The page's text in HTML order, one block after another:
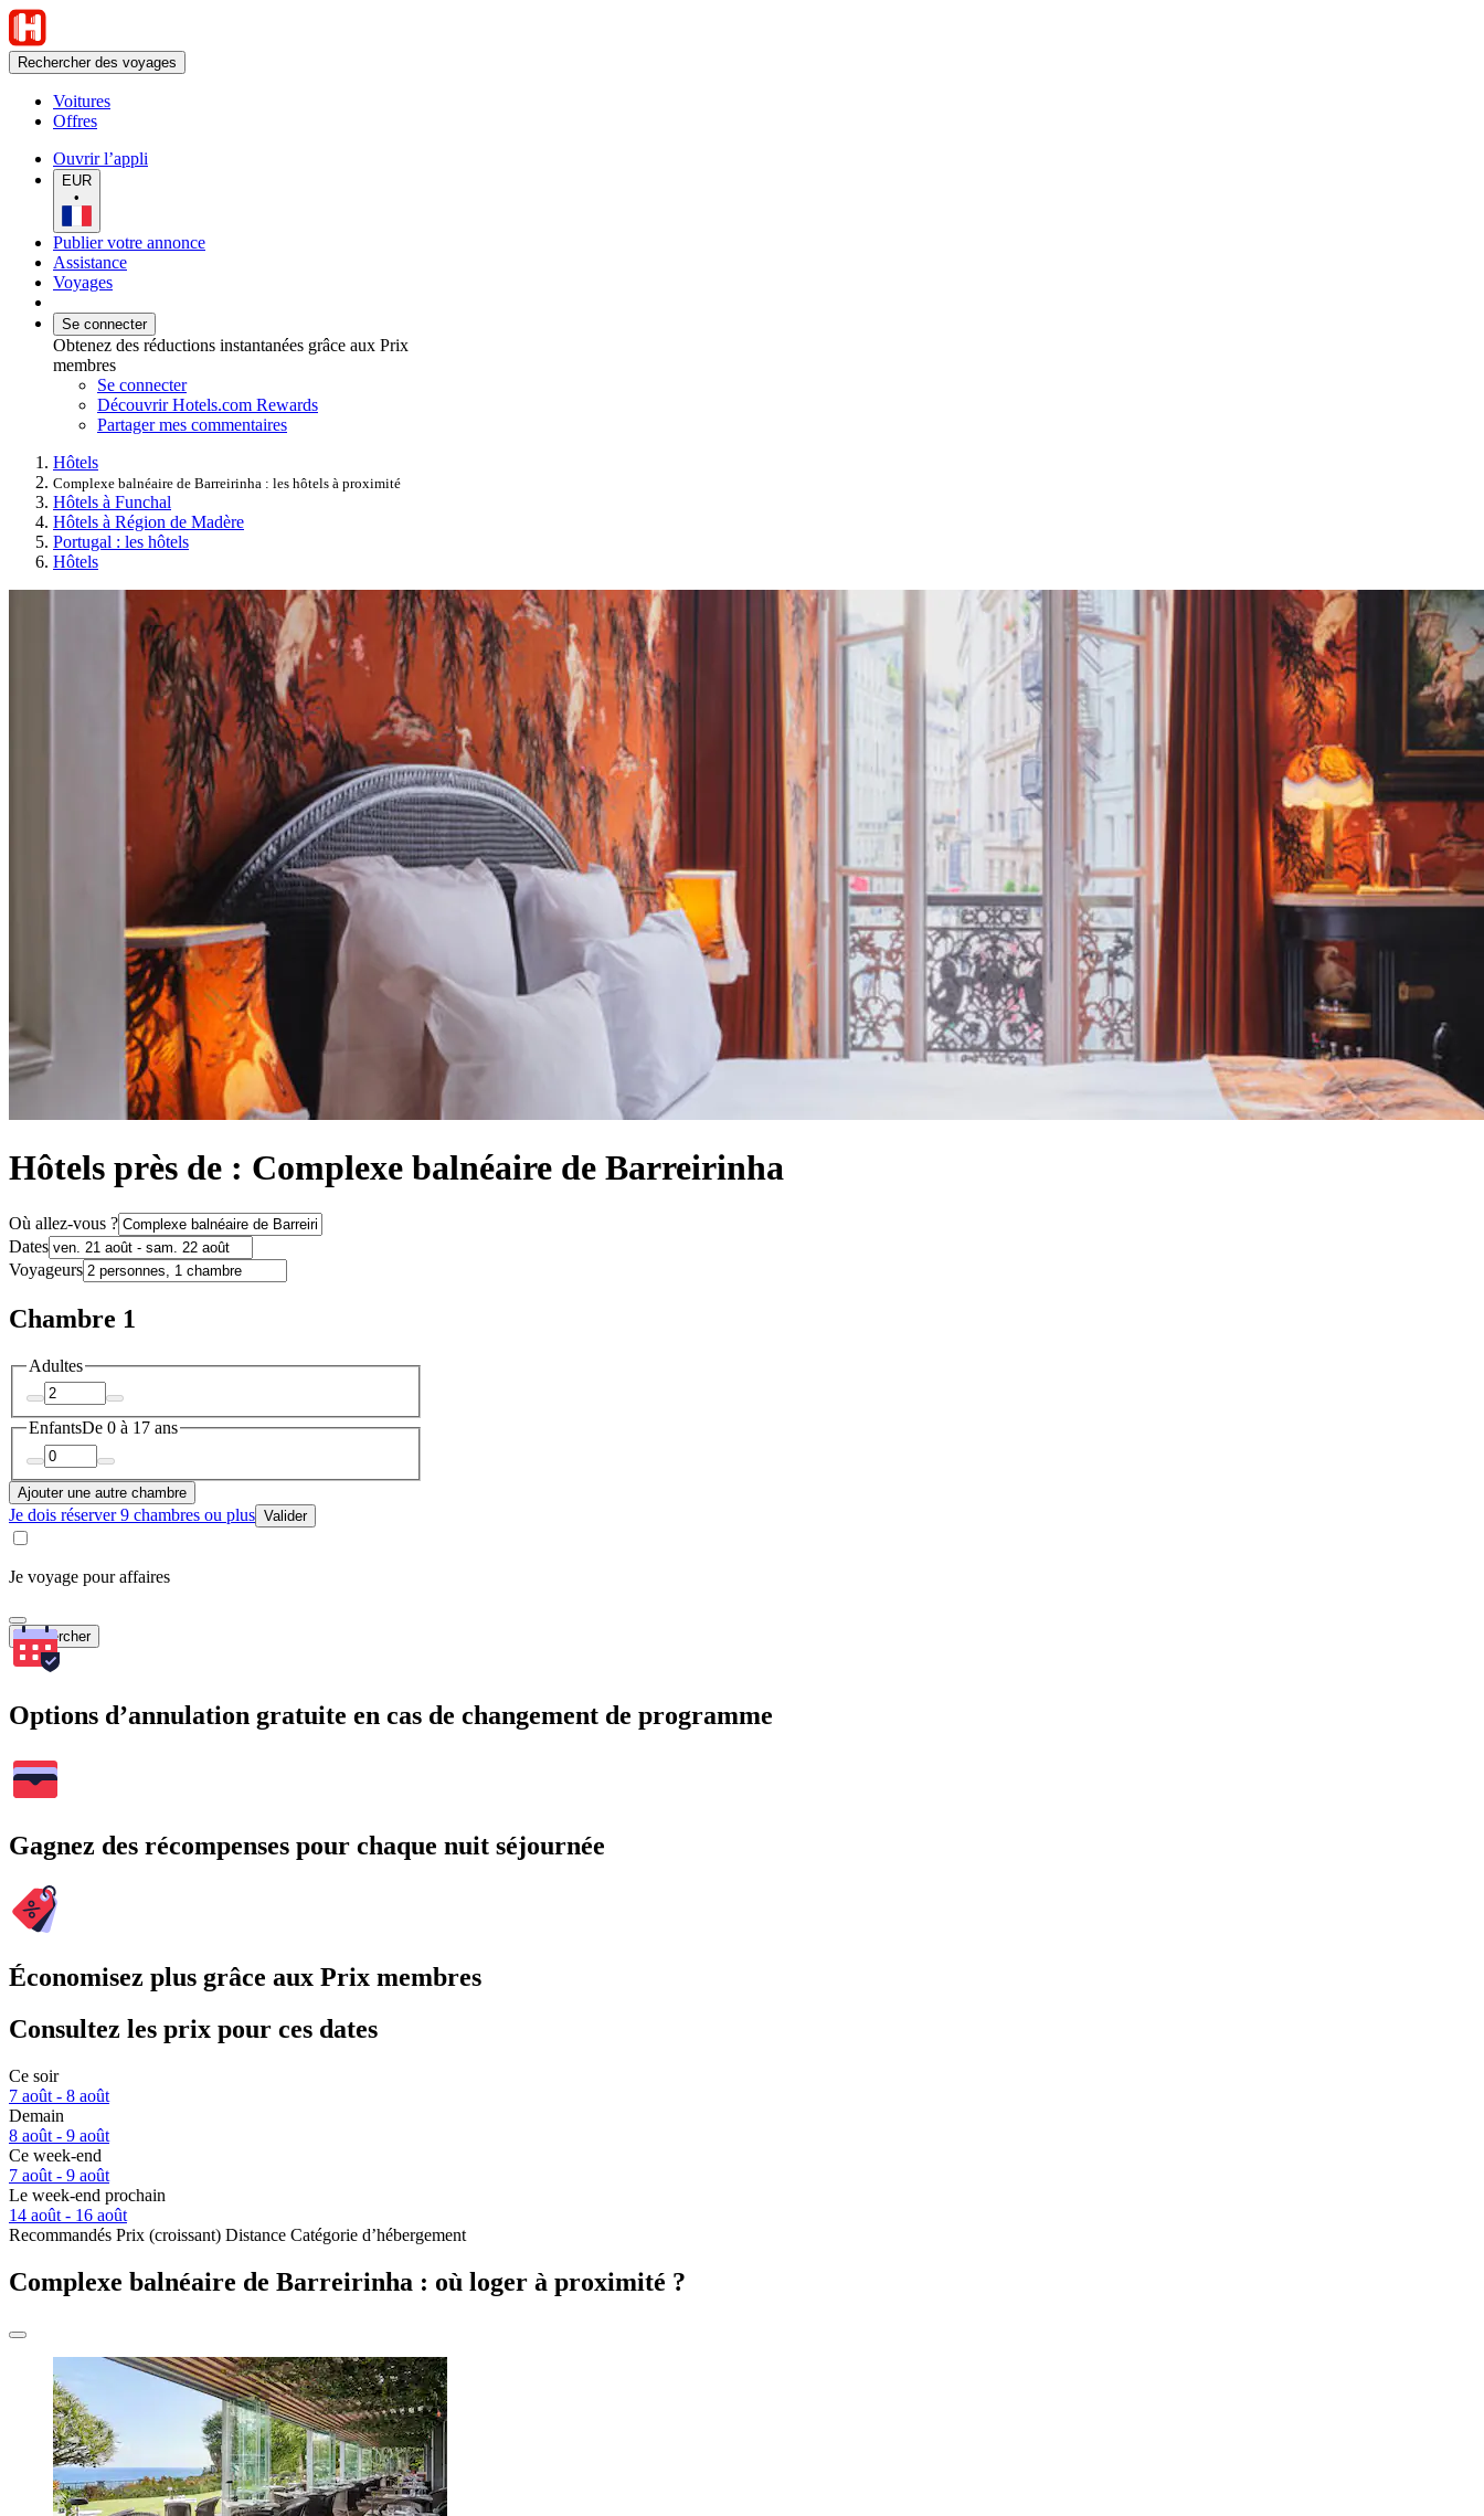
Rechercher des voyages
Voitures
Offres
Ouvrir l’appli
EUR
•
Publier votre annonce
Assistance
Voyages
Se connecter
Obtenez des réductions instantanées grâce aux Prix
membres
Se connecter
Découvrir Hotels.com Rewards
Partager mes commentaires
Hôtels
Complexe balnéaire de Barreirinha : les hôtels à proximité
Hôtels à Funchal
Hôtels à Région de Madère
Portugal : les hôtels
Hôtels
Hôtels près de : Complexe balnéaire de Barreirinha
Où allez-vous ?
Dates
Voyageurs
Chambre 1
Adultes
EnfantsDe 0 à 17 ans
Ajouter une autre chambre
Je dois réserver 9 chambres ou plus Valider
Je voyage pour affaires
Rechercher
Options d’annulation gratuite en cas de changement de programme
Gagnez des récompenses pour chaque nuit séjournée
Économisez plus grâce aux Prix membres
Consultez les prix pour ces dates
Ce soir
7 août - 8 août
Demain
8 août - 9 août
Ce week-end
7 août - 9 août
Le week-end prochain
14 août - 16 août
Recommandés Prix (croissant) Distance Catégorie d’hébergement
Complexe balnéaire de Barreirinha : où loger à proximité ?